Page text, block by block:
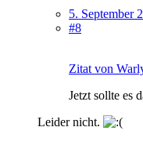
5. September
#8
Zitat von
Jetzt sollte es
Leider nicht.